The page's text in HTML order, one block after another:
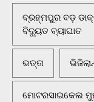
ବ୍ରହ୍ମପୁର ବଡ଼
ବିଦ୍ୟୁତ ବ୍ୟାଘାତ
ଭତ୍ତା
ମୋଟରସାଇକେଲ